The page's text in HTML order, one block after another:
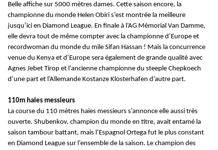
Belle affiche sur 5000 mètres dames. Cette saison encore, la
championne du monde Helen Obiri s’est montrée la meilleure
jusqu’ici en Diamond League. En finale à l’AG Mémorial Van Damme,
elle devra tout de même compter avec la championne d’Europe et
recordwoman du monde du mile Sifan Hassan ! Mais la concurrence
venue du Kenya et d’Europe sera également de grande qualité avec
Agnes Jebet Tirop et l’ancienne championne du steeple Chepkoech
d’une part et l’Allemande Kostanze Klosterhafen d’autre part.
110m haies messieurs
La course du 110 mètres haies messieurs s’annonce elle aussi très
ouverte. Shubenkov, champion du monde en titre, avait entamé la
saison tambour battant, mais l’Espagnol Ortega fut le plus constant
en Diamond League sur l’ensemble de la saison. Le champion des